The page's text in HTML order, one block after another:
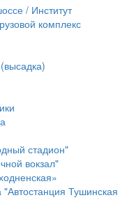
/ Институт
комплекс
стадион"
вокзал"
"Автостанция Тушинская